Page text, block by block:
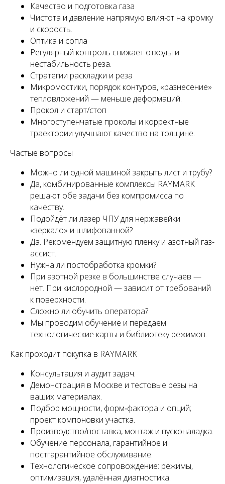
Качество и подготовка газа
Чистота и давление напрямую влияют на кромку
и скорость.
Оптика и сопла
Регулярный контроль снижает отходы и
нестабильность реза.
Стратегии раскладки и реза
Микромостики, порядок контуров, «разнесение»
тепловложений — меньше деформаций.
Прокол и старт/стоп
Многоступенчатые проколы и корректные
траектории улучшают качество на толщине.
Частые вопросы
Можно ли одной машиной закрыть лист и трубу?
Да, комбинированные комплексы RAYMARK
решают обе задачи без компромисса по
качеству.
Подойдёт ли лазер ЧПУ для нержавейки
«зеркало» и шлифованной?
Да. Рекомендуем защитную пленку и азотный газ-
ассист.
Нужна ли постобработка кромки?
При азотной резке в большинстве случаев —
нет. При кислородной — зависит от требований
к поверхности.
Сложно ли обучить оператора?
Мы проводим обучение и передаем
технологические карты и библиотеку режимов.
Как проходит покупка в RAYMARK
Консультация и аудит задач.
Демонстрация в Москве и тестовые резы на
ваших материалах.
Подбор мощности, форм‑фактора и опций;
проект компоновки участка.
Производство/поставка, монтаж и пусконаладка.
Обучение персонала, гарантийное и
постгарантийное обслуживание.
Технологическое сопровождение: режимы,
оптимизация, удалённая диагностика.